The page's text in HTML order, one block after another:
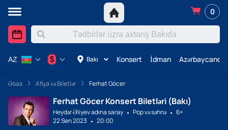
0
Bakı Konsert İdman Azərbaycanda
AZ $
Əsas Afişa və Biletlər Ferhat Göcer
Ferhat Göcer Konsert Biletləri (Bakı)
Heydər Əliyev adına saray Pop və səhnə
6+
22 Sen 2023
20:00